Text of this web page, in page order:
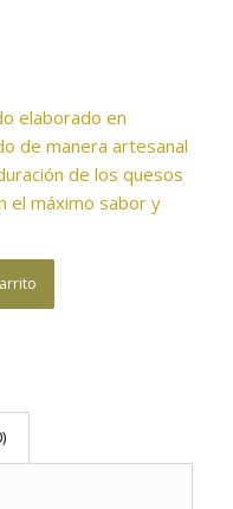
elaborado en
de manera artesanal
de los quesos
el máximo sabor y